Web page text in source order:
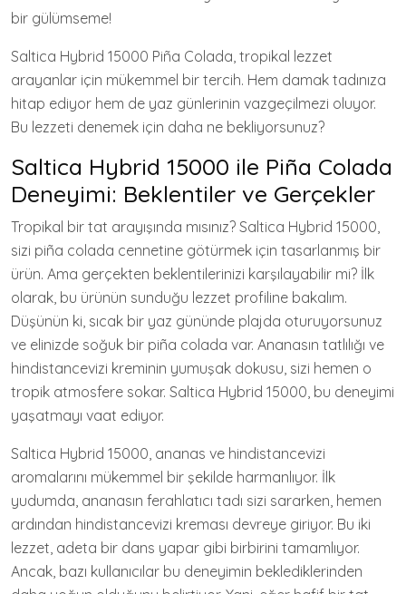
bir gülümseme!
Saltica Hybrid 15000 Piña Colada, tropikal lezzet
arayanlar için mükemmel bir tercih. Hem damak tadınıza
hitap ediyor hem de yaz günlerinin vazgeçilmezi oluyor.
Bu lezzeti denemek için daha ne bekliyorsunuz?
Saltica Hybrid 15000 ile Piña Colada
Deneyimi: Beklentiler ve Gerçekler
Tropikal bir tat arayışında mısınız? Saltica Hybrid 15000,
sizi piña colada cennetine götürmek için tasarlanmış bir
ürün. Ama gerçekten beklentilerinizi karşılayabilir mi? İlk
olarak, bu ürünün sunduğu lezzet profiline bakalım.
Düşünün ki, sıcak bir yaz gününde plajda oturuyorsunuz
ve elinizde soğuk bir piña colada var. Ananasın tatlılığı ve
hindistancevizi kreminin yumuşak dokusu, sizi hemen o
tropik atmosfere sokar. Saltica Hybrid 15000, bu deneyimi
yaşatmayı vaat ediyor.
Saltica Hybrid 15000, ananas ve hindistancevizi
aromalarını mükemmel bir şekilde harmanlıyor. İlk
yudumda, ananasın ferahlatıcı tadı sizi sararken, hemen
ardından hindistancevizi kreması devreye giriyor. Bu iki
lezzet, adeta bir dans yapar gibi birbirini tamamlıyor.
Ancak, bazı kullanıcılar bu deneyimin beklediklerinden